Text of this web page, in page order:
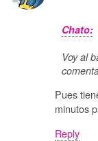
Chato:
Voy al
Pues
minutos
Reply